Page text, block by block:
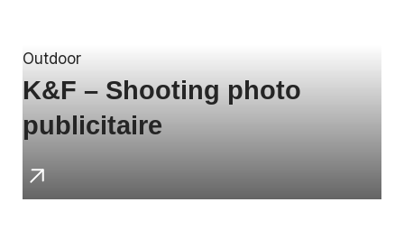
Outdoor
K&F – Shooting photo
publicitaire